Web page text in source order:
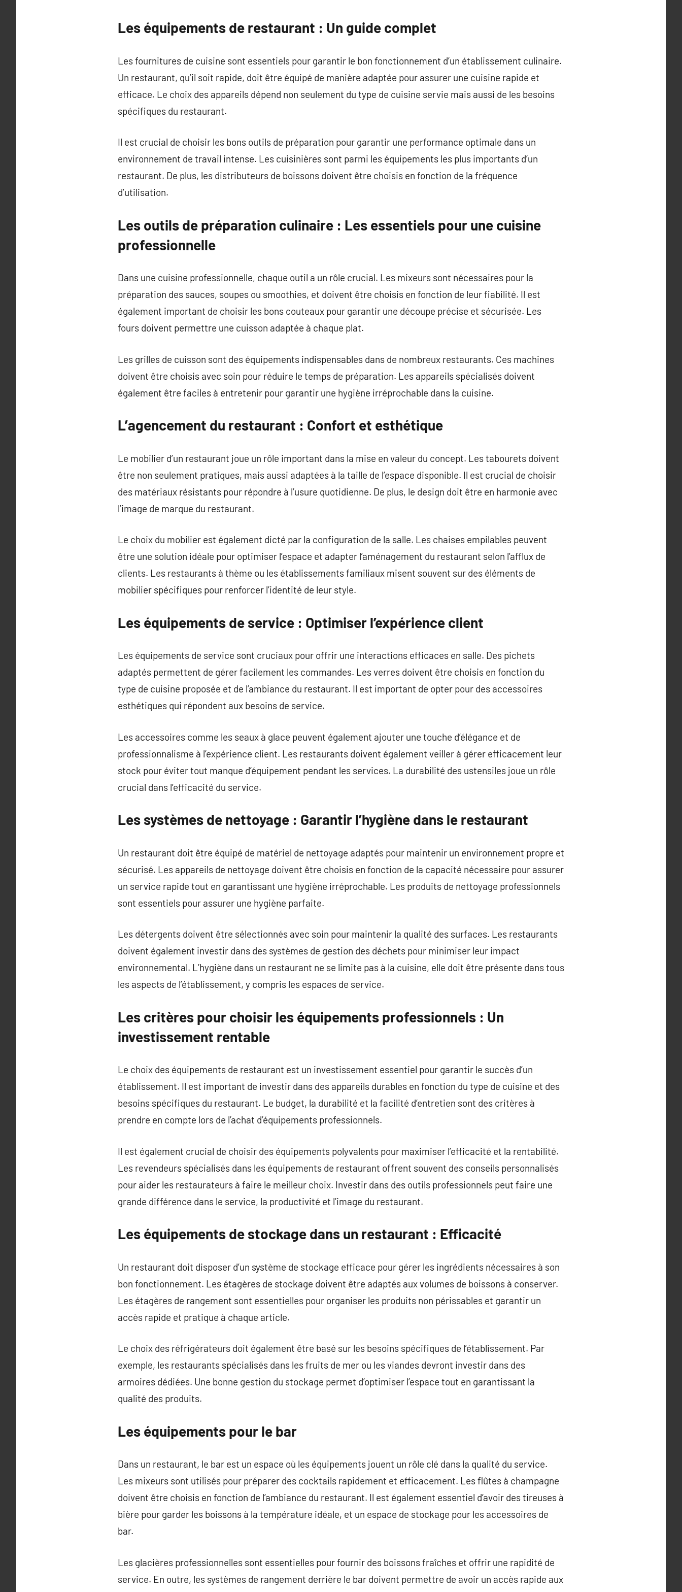
Les équipements de restaurant : Un guide complet
Les fournitures de cuisine sont essentiels pour garantir le bon fonctionnement d’un établissement culinaire.
Un restaurant, qu’il soit rapide, doit être équipé de manière adaptée pour assurer une cuisine rapide et
efficace. Le choix des appareils dépend non seulement du type de cuisine servie mais aussi de les besoins
spécifiques du restaurant.
Il est crucial de choisir les bons outils de préparation pour garantir une performance optimale dans un
environnement de travail intense. Les cuisinières sont parmi les équipements les plus importants d’un
restaurant. De plus, les distributeurs de boissons doivent être choisis en fonction de la fréquence
d’utilisation.
Les outils de préparation culinaire : Les essentiels pour une cuisine
professionnelle
Dans une cuisine professionnelle, chaque outil a un rôle crucial. Les mixeurs sont nécessaires pour la
préparation des sauces, soupes ou smoothies, et doivent être choisis en fonction de leur fiabilité. Il est
également important de choisir les bons couteaux pour garantir une découpe précise et sécurisée. Les
fours doivent permettre une cuisson adaptée à chaque plat.
Les grilles de cuisson sont des équipements indispensables dans de nombreux restaurants. Ces machines
doivent être choisis avec soin pour réduire le temps de préparation. Les appareils spécialisés doivent
également être faciles à entretenir pour garantir une hygiène irréprochable dans la cuisine.
L’agencement du restaurant : Confort et esthétique
Le mobilier d’un restaurant joue un rôle important dans la mise en valeur du concept. Les tabourets doivent
être non seulement pratiques, mais aussi adaptées à la taille de l’espace disponible. Il est crucial de choisir
des matériaux résistants pour répondre à l’usure quotidienne. De plus, le design doit être en harmonie avec
l’image de marque du restaurant.
Le choix du mobilier est également dicté par la configuration de la salle. Les chaises empilables peuvent
être une solution idéale pour optimiser l’espace et adapter l’aménagement du restaurant selon l’afflux de
clients. Les restaurants à thème ou les établissements familiaux misent souvent sur des éléments de
mobilier spécifiques pour renforcer l’identité de leur style.
Les équipements de service : Optimiser l’expérience client
Les équipements de service sont cruciaux pour offrir une interactions efficaces en salle. Des pichets
adaptés permettent de gérer facilement les commandes. Les verres doivent être choisis en fonction du
type de cuisine proposée et de l’ambiance du restaurant. Il est important de opter pour des accessoires
esthétiques qui répondent aux besoins de service.
Les accessoires comme les seaux à glace peuvent également ajouter une touche d’élégance et de
professionnalisme à l’expérience client. Les restaurants doivent également veiller à gérer efficacement leur
stock pour éviter tout manque d’équipement pendant les services. La durabilité des ustensiles joue un rôle
crucial dans l’efficacité du service.
Les systèmes de nettoyage : Garantir l’hygiène dans le restaurant
Un restaurant doit être équipé de matériel de nettoyage adaptés pour maintenir un environnement propre et
sécurisé. Les appareils de nettoyage doivent être choisis en fonction de la capacité nécessaire pour assurer
un service rapide tout en garantissant une hygiène irréprochable. Les produits de nettoyage professionnels
sont essentiels pour assurer une hygiène parfaite.
Les détergents doivent être sélectionnés avec soin pour maintenir la qualité des surfaces. Les restaurants
doivent également investir dans des systèmes de gestion des déchets pour minimiser leur impact
environnemental. L’hygiène dans un restaurant ne se limite pas à la cuisine, elle doit être présente dans tous
les aspects de l’établissement, y compris les espaces de service.
Les critères pour choisir les équipements professionnels : Un
investissement rentable
Le choix des équipements de restaurant est un investissement essentiel pour garantir le succès d’un
établissement. Il est important de investir dans des appareils durables en fonction du type de cuisine et des
besoins spécifiques du restaurant. Le budget, la durabilité et la facilité d’entretien sont des critères à
prendre en compte lors de l’achat d’équipements professionnels.
Il est également crucial de choisir des équipements polyvalents pour maximiser l’efficacité et la rentabilité.
Les revendeurs spécialisés dans les équipements de restaurant offrent souvent des conseils personnalisés
pour aider les restaurateurs à faire le meilleur choix. Investir dans des outils professionnels peut faire une
grande différence dans le service, la productivité et l’image du restaurant.
Les équipements de stockage dans un restaurant : Efficacité
Un restaurant doit disposer d’un système de stockage efficace pour gérer les ingrédients nécessaires à son
bon fonctionnement. Les étagères de stockage doivent être adaptés aux volumes de boissons à conserver.
Les étagères de rangement sont essentielles pour organiser les produits non périssables et garantir un
accès rapide et pratique à chaque article.
Le choix des réfrigérateurs doit également être basé sur les besoins spécifiques de l’établissement. Par
exemple, les restaurants spécialisés dans les fruits de mer ou les viandes devront investir dans des
armoires dédiées. Une bonne gestion du stockage permet d’optimiser l’espace tout en garantissant la
qualité des produits.
Les équipements pour le bar
Dans un restaurant, le bar est un espace où les équipements jouent un rôle clé dans la qualité du service.
Les mixeurs sont utilisés pour préparer des cocktails rapidement et efficacement. Les flûtes à champagne
doivent être choisis en fonction de l’ambiance du restaurant. Il est également essentiel d’avoir des tireuses à
bière pour garder les boissons à la température idéale, et un espace de stockage pour les accessoires de
bar.
Les glacières professionnelles sont essentielles pour fournir des boissons fraîches et offrir une rapidité de
service. En outre, les systèmes de rangement derrière le bar doivent permettre de avoir un accès rapide aux